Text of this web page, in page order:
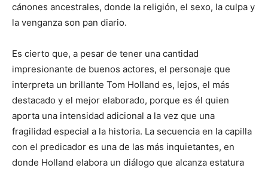
cánones ancestrales, donde la religión, el sexo, la culpa y
la venganza son pan diario.
Es cierto que, a pesar de tener una cantidad
impresionante de buenos actores, el personaje que
interpreta un brillante Tom Holland es, lejos, el más
destacado y el mejor elaborado, porque es él quien
aporta una intensidad adicional a la vez que una
fragilidad especial a la historia. La secuencia en la capilla
con el predicador es una de las más inquietantes, en
donde Holland elabora un diálogo que alcanza estatura